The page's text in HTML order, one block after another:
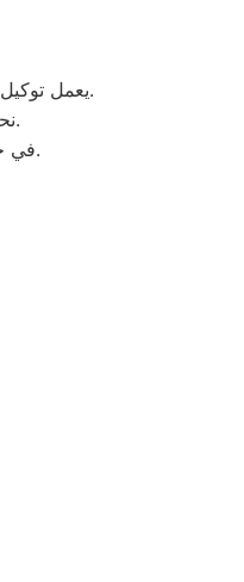
يعمل توكيل هوفر بسرس الليان على ضمان حصول العملاء على أفضل خدمات الصيانة المتاحة، وذلك من خلال توفير مركز خدمة رئيسي يغطي جميع مناطق سرس الليان.
نحن نتعاون مع نخبة من أفضل وكلاء صيانة الأجهزة الكهربائية في المنطقة، مدعومين بفريق متخصص للإجابة على كافة استفساراتكم على مدار الساعة.
في حال طلب الدعم الفني أو الحاجة إلى الصيانة، نسعى لتوفير خدمة سريعة وكفاءة فائقة لصيانة أجهزتكم بأقل وقت ممكن وبأسعار تنافسية تلبي تطلعاتكم.